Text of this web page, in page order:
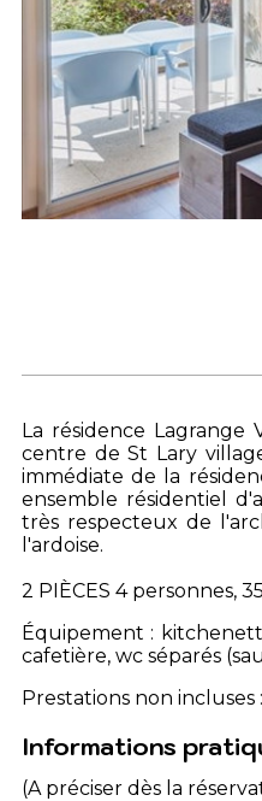
La résidence Lagrange
centre de St Lary
immédiate de la
ensemble résidentiel
très respecteux de
l'ardoise.
2 PIÈCES 4 personnes,
Équipement :
cafetière, wc séparés
Prestations non incluses
Informations
(A préciser dès la